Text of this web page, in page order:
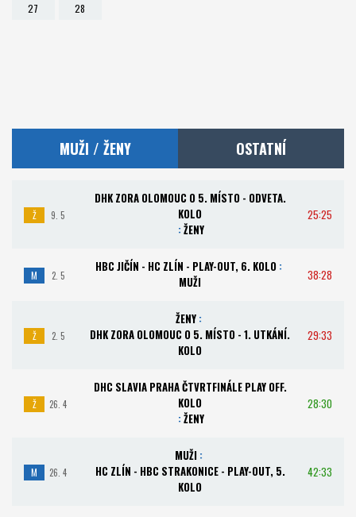
27
28
MUŽI / ŽENY OSTATNÍ
Ž 9. 5
DHK ZORA OLOMOUC O 5. MÍSTO - ODVETA.
KOLO
: ŽENY
25:25
M 2. 5
HBC JIČÍN - HC ZLÍN - PLAY-OUT, 6. KOLO :
MUŽI
38:28
Ž 2. 5
ŽENY :
DHK ZORA OLOMOUC O 5. MÍSTO - 1. UTKÁNÍ.
KOLO
29:33
Ž 26. 4
DHC SLAVIA PRAHA ČTVRTFINÁLE PLAY OFF.
KOLO
: ŽENY
28:30
M 26. 4
MUŽI :
HC ZLÍN - HBC STRAKONICE - PLAY-OUT, 5.
KOLO
42:33